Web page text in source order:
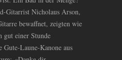
Gitarrist Nicholaus Arson,
bewaffnet, zeigten wie
gut einer Stunde
Gute-Laune-Kanone aus